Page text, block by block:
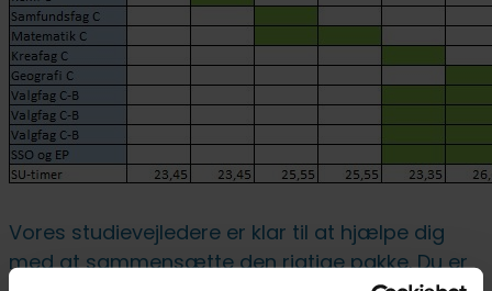
Vores studievejledere er klar til at hjælpe dig
med at sammensætte den rigtige pakke. Du er